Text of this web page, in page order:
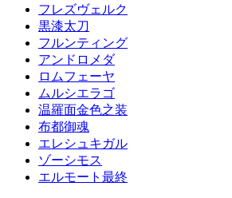
フレズヴェルク
黒漆太刀
フルンティング
アンドロメダ
ロムフェーヤ
ムルシエラゴ
温羅面金色之装
布都御魂
エレシュキガル
ゾーシモス
エルモート最終